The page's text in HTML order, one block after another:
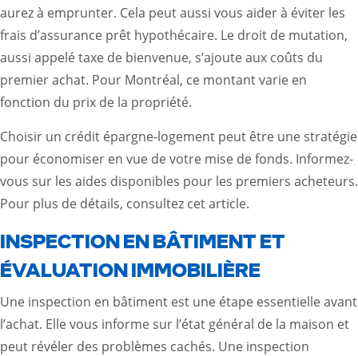
aurez à emprunter. Cela peut aussi vous aider à éviter les
frais d’assurance prêt hypothécaire. Le droit de mutation,
aussi appelé taxe de bienvenue, s’ajoute aux coûts du
premier achat. Pour Montréal, ce montant varie en
fonction du prix de la propriété.
Choisir un crédit épargne-logement peut être une stratégie
pour économiser en vue de votre mise de fonds. Informez-
vous sur les aides disponibles pour les premiers acheteurs.
Pour plus de détails, consultez cet article.
INSPECTION EN BÂTIMENT ET
ÉVALUATION IMMOBILIÈRE
Une inspection en bâtiment est une étape essentielle avant
l’achat. Elle vous informe sur l’état général de la maison et
peut révéler des problèmes cachés. Une inspection